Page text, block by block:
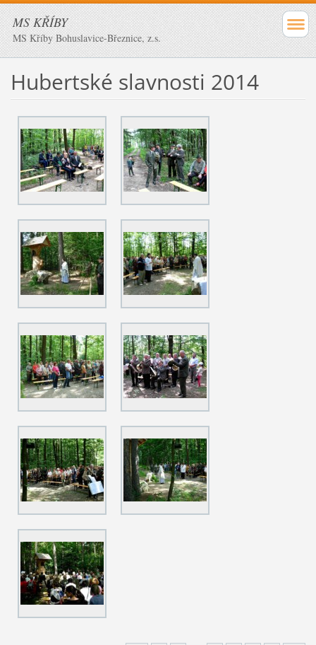
MS KŘÍBY
MS Kříby Bohuslavice-Březnice, z.s.
Hubertské slavnosti 2014